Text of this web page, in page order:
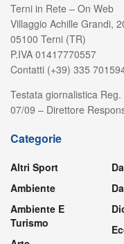
Terni in Rete – On Web
Villaggio Achille Grandi,
05100 Terni (TR)
P.IVA 01417770557
Contatti (+39) 335
Testata giornalistica
07/09 – Direttore
Categorie
Altri Sport
Ambiente
Ambiente E
Turismo